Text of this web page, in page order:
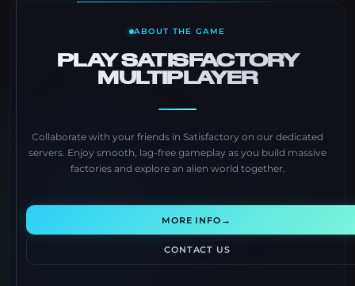
ABOUT THE GAME
PLAY SATISFACTORY
MULTIPLAYER
Collaborate with your friends in Satisfactory on our dedicated
servers. Enjoy smooth, lag-free gameplay as you build massive
factories and explore an alien world together.
MORE INFO →
CONTACT US